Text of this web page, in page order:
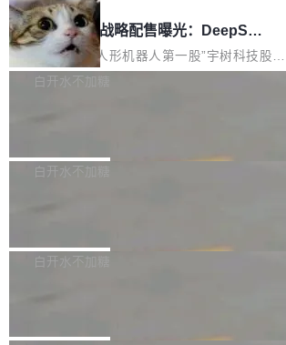
家基线 95.4%。 不是又一个 coding agent 包装
器 Prime Agent 的架构和市面上大多数 coding
agent 有本质区别。大多数 agent harness 的设
计是基于早期模型的能力—...
是项目级别的官方立场，目前由五个团队采纳，
但它可能是主流开源项目中关于 AI 辅助贡献最
细致的一份规则。 政策的核心只有一句话：LLM
可以用来分析、提炼、审阅、建议，但不能用来
不得生成涉及安全性的关键变更，除非作者本身
宇树科技 IPO 战略配售曝光：DeepSe
ek 获配 93.3 万股，锁定 36 个月
8月6日晚间，“人形机器人第一股”宇树科技股份
有限公司披露IPO发行价格及战略配售结果，杭
36个月。 公告显示，本次宇树科技战略配售对
员工参与设立的专项资产管理计划。其中，Dee
获配9...
白开水不加糖
Bug fixes and enhancements 修复多次传递同
一个回归问题，该问题导致拉取镜像时会拒绝包
白开水不加糖
e 孵化器项目管理委员会（IPMC）投票中获得
白开水不加糖